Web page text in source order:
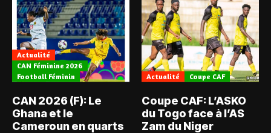
Actualité
CAN Féminine 2026
Football Féminin
CAN 2026 (F): Le
Ghana et le
Cameroun en quarts
Actualité Coupe CAF
Coupe CAF: L’ASKO
du Togo face à l’AS
Zam du Niger